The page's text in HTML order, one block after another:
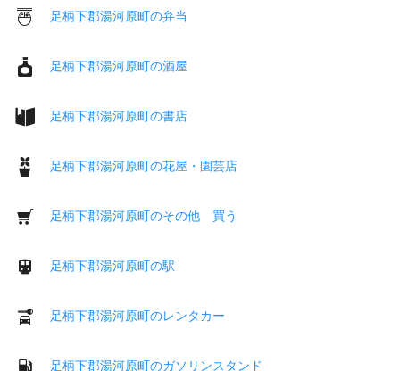
足柄下郡湯河原町の弁当
足柄下郡湯河原町の酒屋
足柄下郡湯河原町の書店
足柄下郡湯河原町の花屋・園芸店
足柄下郡湯河原町のその他 買う
足柄下郡湯河原町の駅
足柄下郡湯河原町のレンタカー
足柄下郡湯河原町のガソリンスタンド